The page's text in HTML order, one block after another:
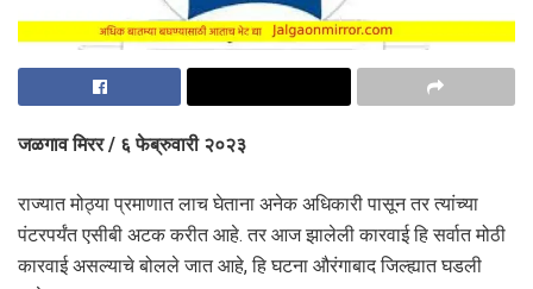
जळगाव मिरर / ६ फेब्रुवारी २०२३
राज्यात मोठ्या प्रमाणात लाच घेताना अनेक अधिकारी पासून तर त्यांच्या
पंटरपर्यंत एसीबी अटक करीत आहे. तर आज झालेली कारवाई हि सर्वात मोठी
कारवाई असल्याचे बोलले जात आहे, हि घटना औरंगाबाद जिल्ह्यात घडली